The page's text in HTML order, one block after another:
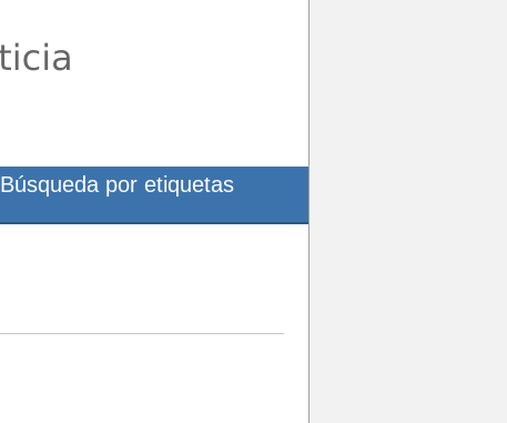
Búsqueda por etiquetas